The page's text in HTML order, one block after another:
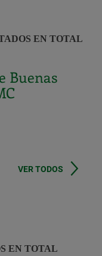
EN TOTAL
Buenas
VER TODOS
EN TOTAL